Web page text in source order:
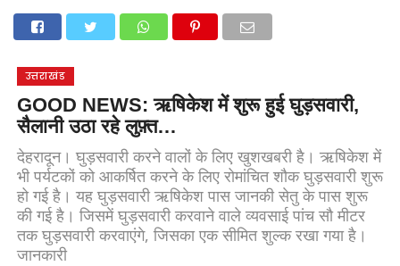
देहरादूननैनीताल
मनोरंजन
उत्तराखंड
GOOD NEWS: ऋषिकेश में शुरू हुई घुड़सवारी,
सैलानी उठा रहे लुफ़्त…
देहरादून। घुड़सवारी करने वालों के लिए खुशखबरी है। ऋषिकेश में
भी पर्यटकों को आकर्षित करने के लिए रोमांचित शौक घुड़सवारी शुरू
हो गई है। यह घुड़सवारी ऋषिकेश पास जानकी सेतु के पास शुरू
की गई है। जिसमें घुड़सवारी करवाने वाले व्यवसाई पांच सौ मीटर
तक घुड़सवारी करवाएंगे, जिसका एक सीमित शुल्क रखा गया है।
जानकारी